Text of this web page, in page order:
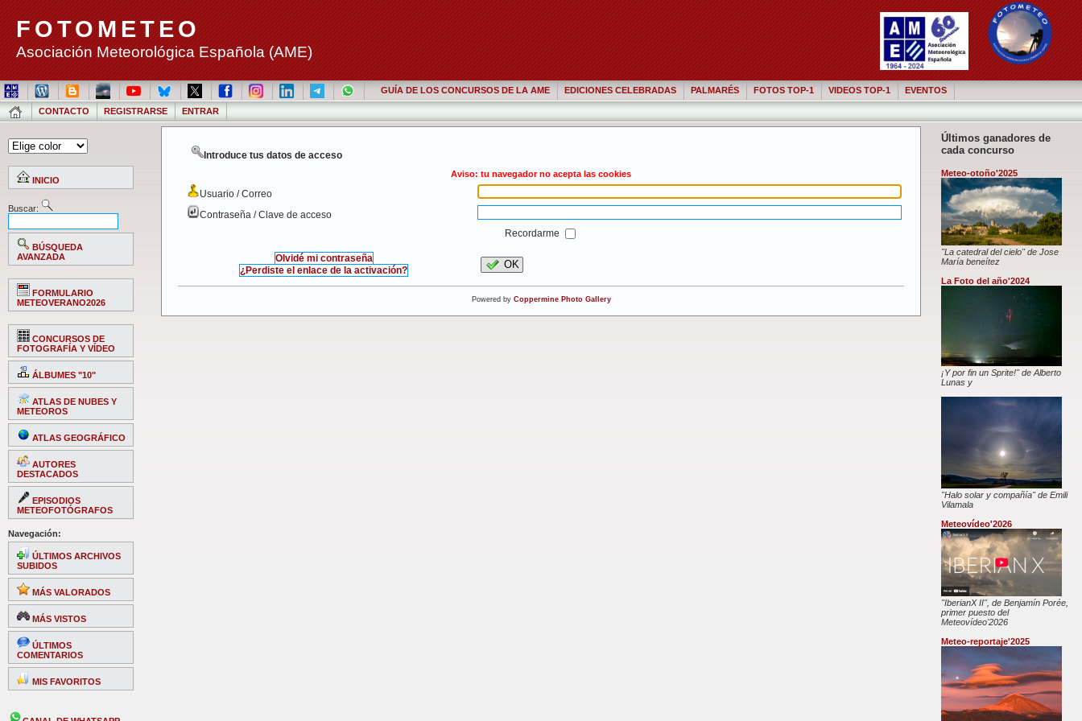
FOTOMETEO
Asociación Meteorológica Española (AME)
GUÍA DE LOS CONCURSOS DE LA AME EDICIONES CELEBRADAS PALMARÉS FOTOS TOP-1 VIDEOS TOP-1 EVENTOS
CONTACTO REGISTRARSE ENTRAR
INICIO
Buscar:
BÚSQUEDA
AVANZADA
FORMULARIO
METEOVERANO2026
CONCURSOS DE
FOTOGRAFÍA Y VÍDEO
ÁLBUMES "10"
ATLAS DE NUBES Y
METEOROS
ATLAS GEOGRÁFICO
AUTORES
DESTACADOS
EPISODIOS
METEOFOTÓGRAFOS
Navegación:
ÚLTIMOS ARCHIVOS
SUBIDOS
MÁS VALORADOS
MÁS VISTOS
ÚLTIMOS
COMENTARIOS
MIS FAVORITOS
Últimos ganadores de
cada concurso
Meteo-otoño'2025
"La catedral del cielo" de Jose
María beneítez
La Foto del año'2024
¡Y por fin un Sprite!" de Alberto
Lunas y
"Halo solar y compañía" de Emili
Vilamala
Meteovídeo'2026
"IberianX II", de Benjamín Porée,
primer puesto del
Meteovídeo'2026
Meteo-reportaje'2025
Introduce tus datos de acceso
Aviso: tu navegador no acepta las cookies
Usuario / Correo
Contraseña / Clave de acceso
Recordarme
Olvidé mi contraseña
¿Perdiste el enlace de la activación?
OK
Powered by Coppermine Photo Gallery